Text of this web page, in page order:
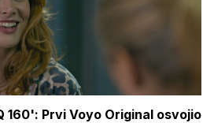
160': Prvi Voyo Original osvojio